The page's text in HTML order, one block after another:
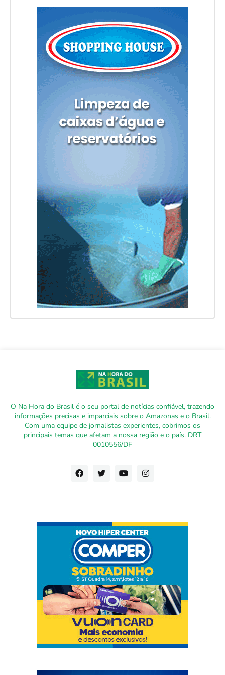
O Na Hora do Brasil é o seu portal de notícias confiável, trazendo
informações precisas e imparciais sobre o Amazonas e o Brasil.
Com uma equipe de jornalistas experientes, cobrimos os
principais temas que afetam a nossa região e o país. DRT
0010556/DF